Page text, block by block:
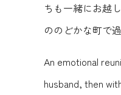
ちも一緒にお越
ののどかな町で
An emotional
husband, then